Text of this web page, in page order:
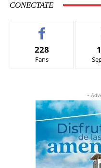
CONECTATE
228
Fans
-